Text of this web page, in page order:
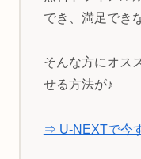
でき、満足でき
そんな方にオス
せる方法が♪
⇒ U-NEXTで今